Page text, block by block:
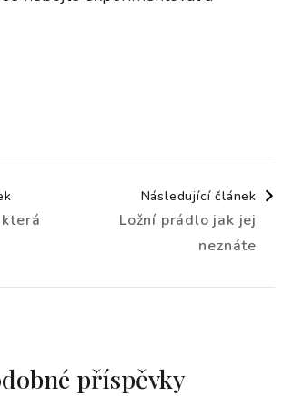
Následující článek
Ložní prádlo jak jej
neznáte
příspěvky